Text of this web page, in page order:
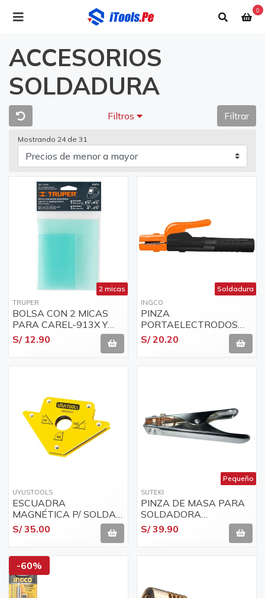
0
ACCESORIOS
SOLDADURA
Filtros Filtrar
Mostrando 24 de 31
2 micas
TRUPER
BOLSA CON 2 MICAS
PARA CAREL-913X Y
CAREL-913F (MODELO
2018) TRUPER REP-
S/ 12.90
Soldadura
INGCO
PINZA
PORTAELECTRODOS
500A WAH5008
"INGCO"
S/ 20.20
UYUSTOOLS
ESCUADRA
MAGNÉTICA P/ SOLDAR
5 PULGADAS
UYUSTOOLS / SMS05U
S/ 35.00
Pequeño
SUTEKI
PINZA DE MASA PARA
SOLDADORA
ELÉCTRICA 300 AMP
PEQUEÑO
S/ 39.90
-60%